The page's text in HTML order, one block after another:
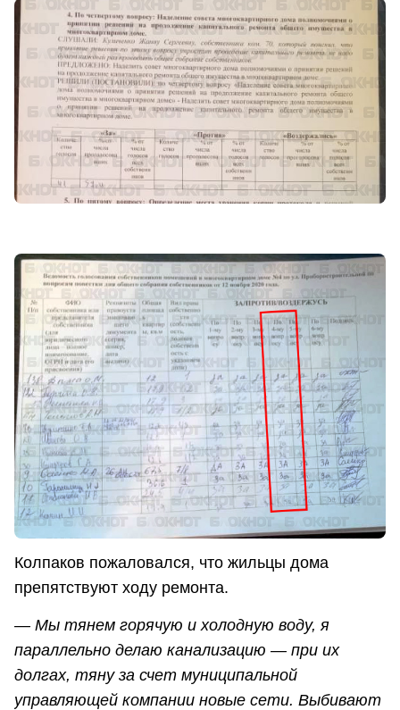
Колпаков пожаловался, что жильцы дома
препятствуют ходу ремонта.
— Мы тянем горячую и холодную воду, я
параллельно делаю канализацию — при их
долгах, тяну за счет муниципальной
управляющей компании новые сети. Выбивают